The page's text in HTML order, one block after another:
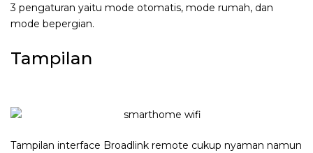
3 pengaturan yaitu mode otomatis, mode rumah, dan
mode bepergian.
Tampilan
Tampilan interface Broadlink remote cukup nyaman namun